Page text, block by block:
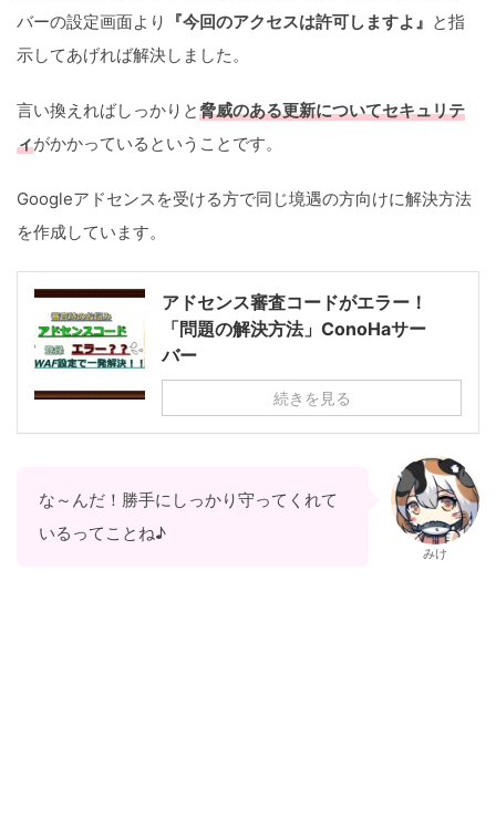
バーの設定画面より
『今回のアクセスは許可しますよ』 と指
示してあげれば解決しました。
言い換えればしっかりと脅威のある更新についてセキュリテ
ィがかかっているということです。
Googleアドセンスを受ける方で同じ境遇の方向けに解決方法
を作成しています。
アドセンス審査コードがエラー！
「問題の解決方法」ConoHaサー
バー
続きを見る
な～んだ！勝手にしっかり守ってくれて
いるってことね♪
みけ